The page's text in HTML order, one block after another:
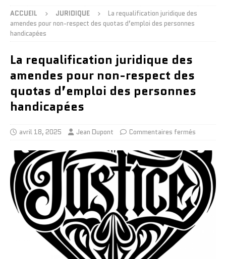
ACCUEIL JURIDIQUE
La requalification juridique des
amendes pour non-respect des quotas d’emploi des personnes
handicapées
La requalification juridique des
amendes pour non-respect des
quotas d’emploi des personnes
handicapées
avril 18, 2025 Jean Dupont Commentaires fermés